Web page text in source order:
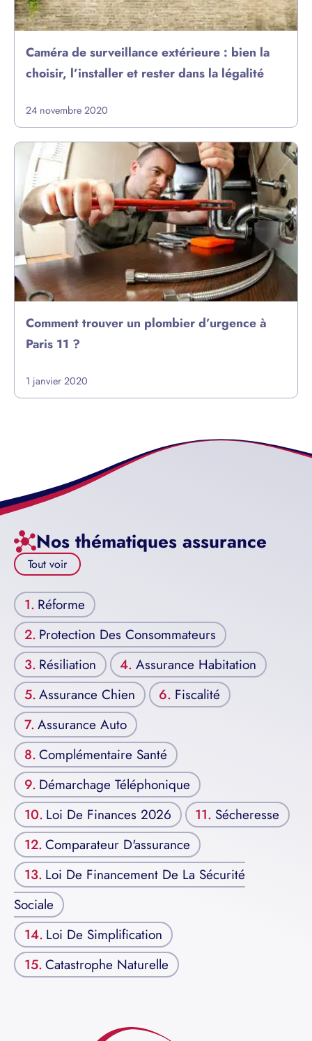
Caméra de surveillance extérieure : bien la
choisir, l’installer et rester dans la légalité
24 novembre 2020
Comment trouver un plombier d’urgence à
Paris 11 ?
1 janvier 2020
Nos thématiques assurance
Tout voir
Réforme
Protection Des Consommateurs
Résiliation
Assurance Habitation
Assurance Chien
Fiscalité
Assurance Auto
Complémentaire Santé
Démarchage Téléphonique
Loi De Finances 2026
Sécheresse
Comparateur D'assurance
Loi De Financement De La Sécurité
Sociale
Loi De Simplification
Catastrophe Naturelle